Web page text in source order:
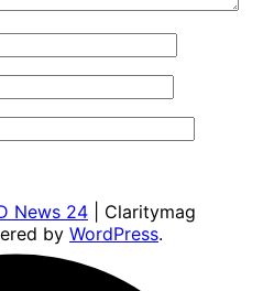
News 24 | Claritymag
by WordPress.